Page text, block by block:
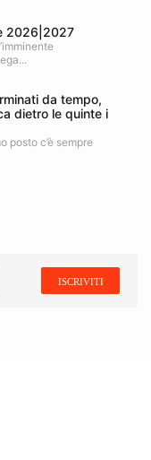
2026|2027
da tempo,
dietro le quinte i
posto c’è sempre